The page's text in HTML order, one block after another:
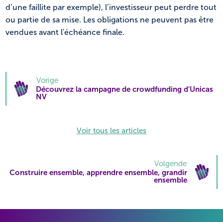
d’une faillite par exemple), l’investisseur peut perdre tout
ou partie de sa mise. Les obligations ne peuvent pas être
vendues avant l'échéance finale.
Vorige
Découvrez la campagne de crowdfunding d'Unicas
NV
Voir tous les articles
Volgende
Construire ensemble, apprendre ensemble, grandir
ensemble